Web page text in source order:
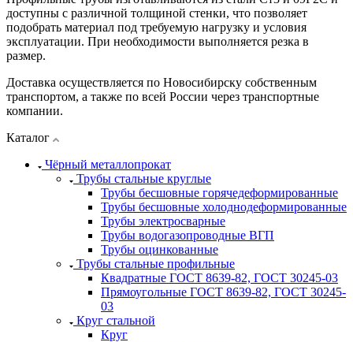
доступны с различной толщиной стенки, что позволяет
подобрать материал под требуемую нагрузку и условия
эксплуатации. При необходимости выполняется резка в
размер.
Доставка осуществляется по Новосибирску собственным
транспортом, а также по всей России через транспортные
компании.
Каталог
Чёрный металлопрокат
Трубы стальные круглые
Трубы бесшовные горячедеформированные
Трубы бесшовные холоднодеформированные
Трубы электросварные
Трубы водогазопроводные ВГП
Трубы оцинкованные
Трубы стальные профильные
Квадратные ГОСТ 8639-82, ГОСТ 30245-03
Прямоугольные ГОСТ 8639-82, ГОСТ 30245-
03
Круг стальной
Круг